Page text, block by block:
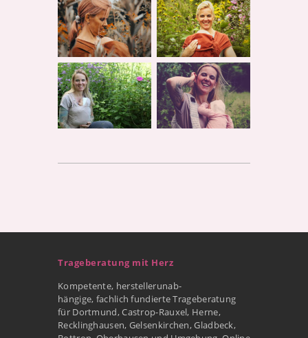
Trageberatung mit Herz
Kompetente, herstellerunab-
hängige, fachlich fundierte Trageberatung
für Dortmund, Castrop-Rauxel, Herne,
Recklinghausen, Gelsenkirchen, Gladbeck,